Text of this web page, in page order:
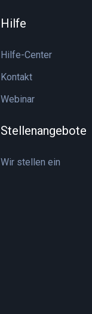
Hilfe
Hilfe-Center
Kontakt
Webinar
Stellenangebote
Wir stellen ein